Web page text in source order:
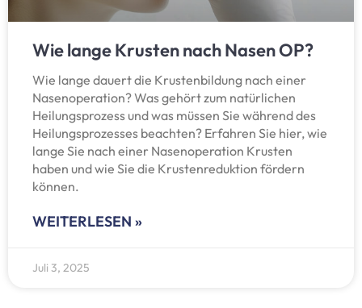
Wie lange Krusten nach Nasen OP?
Wie lange dauert die Krustenbildung nach einer
Nasenoperation? Was gehört zum natürlichen
Heilungsprozess und was müssen Sie während des
Heilungsprozesses beachten? Erfahren Sie hier, wie
lange Sie nach einer Nasenoperation Krusten
haben und wie Sie die Krustenreduktion fördern
können.
WEITERLESEN »
Juli 3, 2025